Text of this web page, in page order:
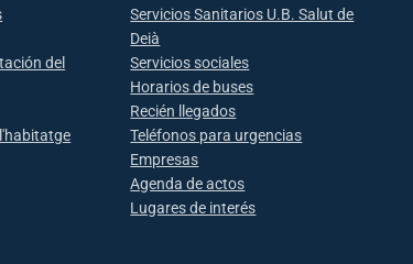
del
Servicios Sanitarios U.B. Salut de
Deià
Servicios sociales
Horarios de buses
Recién llegados
Teléfonos para urgencias
Empresas
Agenda de actos
Lugares de interés